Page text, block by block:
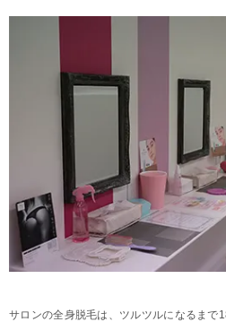
サロンの全身脱毛は、ツルツルになるまで